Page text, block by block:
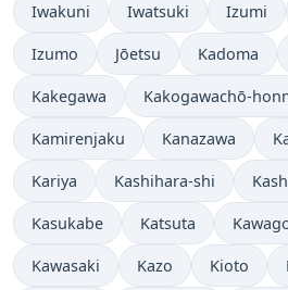
Iwakuni Iwatsuki Izumi
Izumo Jōetsu Kadoma
Kakegawa Kakogawachō-
Kamirenjaku Kanazawa
Kariya Kashihara-shi
Kasukabe Katsuta
Kawasaki Kazo Kioto